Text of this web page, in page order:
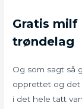
Gratis
trøndelag
Og som sagt så
opprettet og det
i det hele tatt